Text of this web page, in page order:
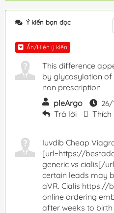
Ý kiến bạn đọc
Ẩn/Hiện ý kiến
This difference
by glycosylation of
non prescription
pleArgo
26/
Trả lời Thích
Iuvdib Cheap
[url=https://
generic vs cialis[/
certain leads may
aVR. Cialis https://
online ordering
after weeks to birth